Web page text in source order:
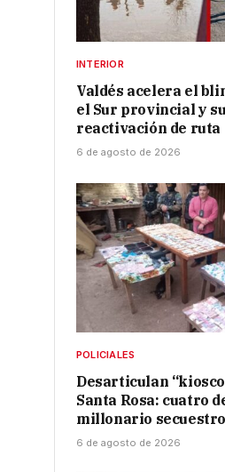
INTERIOR
Valdés acelera el
el Sur provincial y
reactivación de ruta
6 de agosto de 2026
POLICIALES
Desarticulan
Santa Rosa: cuatro
millonario
6 de agosto de 2026